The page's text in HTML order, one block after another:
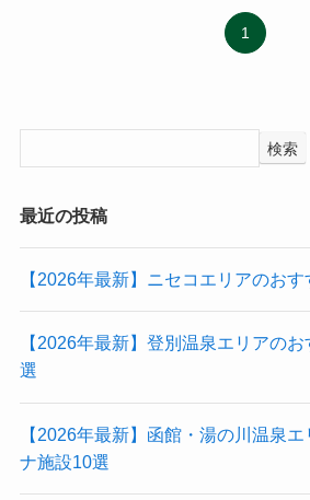
1
検索
最近の投稿
【2026年最新】ニセコエリアのお
【2026年最新】登別温泉エリアの
選
【2026年最新】函館・湯の川温泉
ナ施設10選